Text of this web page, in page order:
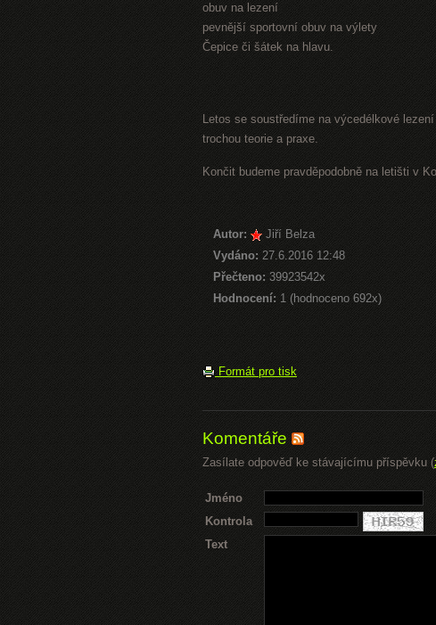
obuv na lezení
pevnější sportovní obuv na výlety
Čepice či šátek na hlavu.
Letos se soustředíme na výcedélkové
trochou teorie a praxe.
Končit budeme pravděpodobně na letišti v
Autor:
Jiří Belza
Vydáno: 27.6.2016 12:48
Přečteno: 39923542x
Hodnocení: 1 (hodnoceno 692x)
Formát pro tisk
Komentáře
Zasílate odpověď ke stávajícímu příspěvku (
Jméno
Kontrola
Text